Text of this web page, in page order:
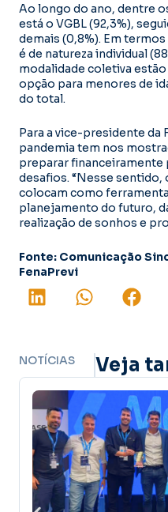
Ao longo do ano, dentre
está o VGBL (92,3%),
demais (0,8%). Em
é de natureza individual
modalidade coletiva
opção para menores de
do total.
Para a vice-presidente da
pandemia tem nos
preparar financeiramente
desafios. “Nesse sentido,
colocam como
planejamento do futuro,
realização de sonhos e
Fonte: Comunicação
FenaPrevi
NOTÍCIAS Veja